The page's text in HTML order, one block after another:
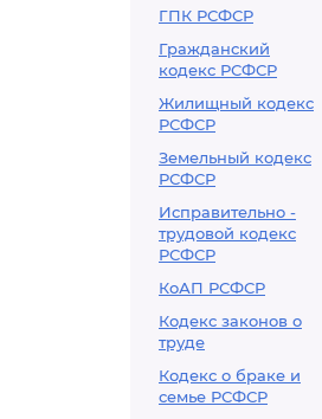
ГПК РСФСР
Гражданский
кодекс РСФСР
Жилищный кодекс
РСФСР
Земельный кодекс
РСФСР
Исправительно -
трудовой кодекс
РСФСР
КоАП РСФСР
Кодекс законов о
труде
Кодекс о браке и
семье РСФСР